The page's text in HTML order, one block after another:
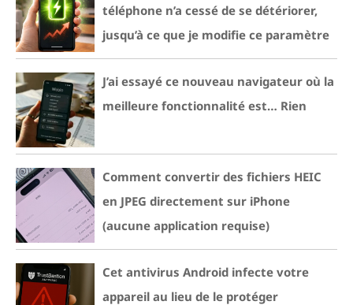
téléphone n’a cessé de se détériorer,
jusqu’à ce que je modifie ce paramètre
J’ai essayé ce nouveau navigateur où la
meilleure fonctionnalité est… Rien
Comment convertir des fichiers HEIC
en JPEG directement sur iPhone
(aucune application requise)
Cet antivirus Android infecte votre
appareil au lieu de le protéger